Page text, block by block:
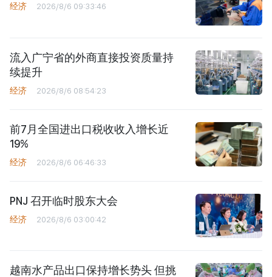
经济 2026/8/6 09:33:46
流入广宁省的外商直接投资质量持
续提升
经济 2026/8/6 08:54:23
前7月全国进出口税收收入增长近
19%
经济 2026/8/6 06:46:33
PNJ 召开临时股东大会
经济 2026/8/6 03:00:42
越南水产品出口保持增长势头 但挑